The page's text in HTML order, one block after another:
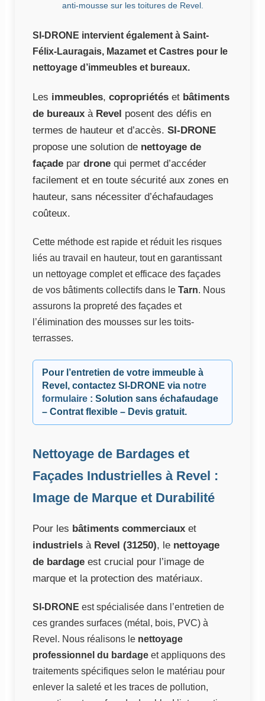
anti-mousse sur les toitures de Revel.
SI-DRONE intervient également à Saint-
Félix-Lauragais, Mazamet et Castres pour le
nettoyage d’immeubles et bureaux.
Les immeubles, copropriétéset bâtiments
de bureauxà Revel posent des défis en
termes de hauteur et d’accès. SI-DRONE
propose une solution de nettoyage de
façadepar dronequi permet d’accéder
facilement et en toute sécurité aux zones en
hauteur, sans nécessiter d’échafaudages
coûteux.
Cette méthode est rapide et réduit les risques
liés au travail en hauteur, tout en garantissant
un nettoyage complet et efficace des façades
de vos bâtiments collectifs dans le Tarn. Nous
assurons la propreté des façades et
l’élimination des mousses sur les toits-
terrasses.
Pour l’entretien de votre immeuble à
Revel, contactez SI-DRONE via notre
formulaire: Solution sans échafaudage
– Contrat flexible – Devis gratuit.
Nettoyage de Bardages et
Façades Industrielles à Revel :
Image de Marque et Durabilité
Pour les bâtiments commerciauxet
industrielsà Revel (31250), le nettoyage
de bardageest crucial pour l’image de
marque et la protection des matériaux.
SI-DRONE est spécialisée dans l’entretien de
ces grandes surfaces (métal, bois, PVC) à
Revel. Nous réalisons le nettoyage
professionnel du bardageet appliquons des
traitements spécifiques selon le matériau pour
enlever la saleté et les traces de pollution,